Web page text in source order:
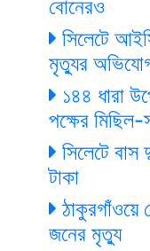
বোনেরও
সিলেটে
মৃত্যুর
১৪৪ ধারা
পক্ষের মিছিল-
সিলেটে বাস
টাকা
ঠাকুরগাঁওয়ে
জনের মৃত্যু